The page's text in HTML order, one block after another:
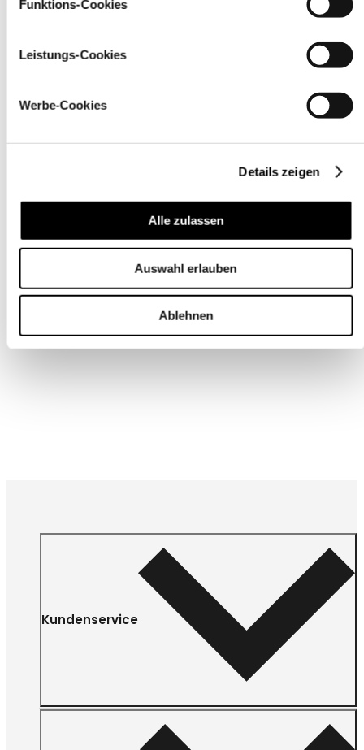
Funktions-Cookies
Leistungs-Cookies
Werbe-Cookies
Details zeigen
Alle zulassen
Auswahl erlauben
Ablehnen
Kundenservice